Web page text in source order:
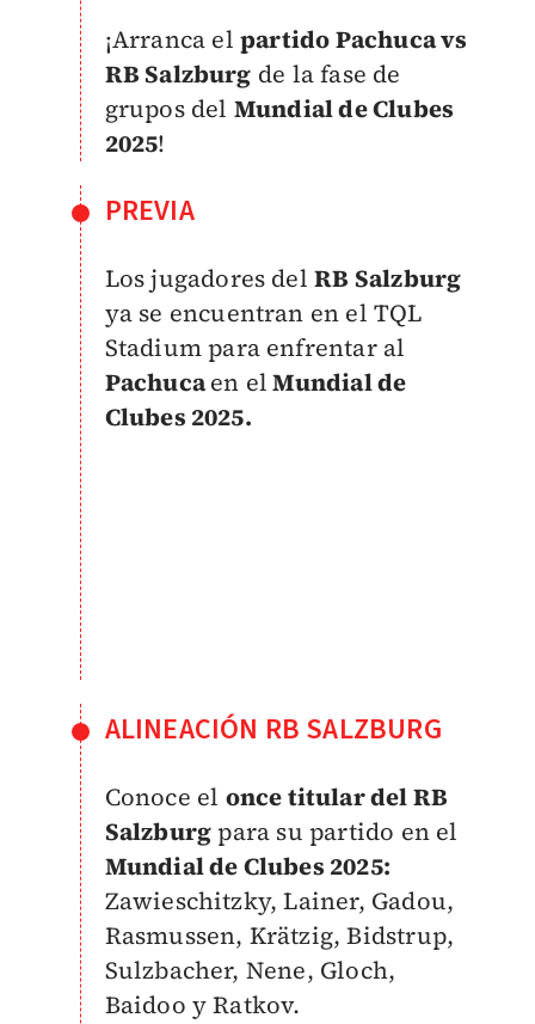
¡Arranca el partido Pachuca vs
RB Salzburg de la fase de
grupos del Mundial de Clubes
2025!
PREVIA
Los jugadores delRB Salzburg
ya se encuentran en el TQL
Stadium para enfrentar al
Pachucaen elMundial de
Clubes 2025.
ALINEACIÓN RB SALZBURG
Conoce el once titular del RB
Salzburgpara su partido en el
Mundial de Clubes 2025:
Zawieschitzky, Lainer, Gadou,
Rasmussen, Krätzig, Bidstrup,
Sulzbacher, Nene, Gloch,
Baidoo y Ratkov.